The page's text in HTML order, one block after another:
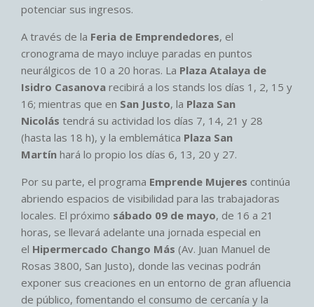
potenciar sus ingresos.
A través de la Feria de Emprendedores, el
cronograma de mayo incluye paradas en puntos
neurálgicos de 10 a 20 horas. La Plaza Atalaya de
Isidro Casanova recibirá a los stands los días 1, 2, 15 y
16; mientras que en San Justo, la Plaza San
Nicolás tendrá su actividad los días 7, 14, 21 y 28
(hasta las 18 h), y la emblemática Plaza San
Martín hará lo propio los días 6, 13, 20 y 27.
Por su parte, el programa Emprende Mujeres continúa
abriendo espacios de visibilidad para las trabajadoras
locales. El próximo sábado 09 de mayo, de 16 a 21
horas, se llevará adelante una jornada especial en
el Hipermercado Chango Más (Av. Juan Manuel de
Rosas 3800, San Justo), donde las vecinas podrán
exponer sus creaciones en un entorno de gran afluencia
de público, fomentando el consumo de cercanía y la